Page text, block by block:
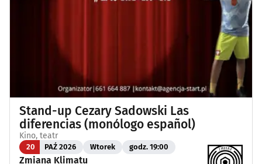
Stand-up Cezary Sadowski Las
diferencias (monólogo español)
Kino, teatr
20 PAŹ 2026 Wtorek godz. 19:00
Zmiana Klimatu